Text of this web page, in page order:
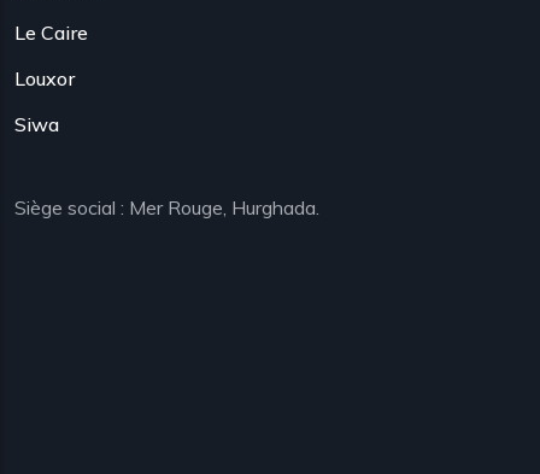
Le Caire
Louxor
Siwa
Siège social : Mer Rouge, Hurghada.